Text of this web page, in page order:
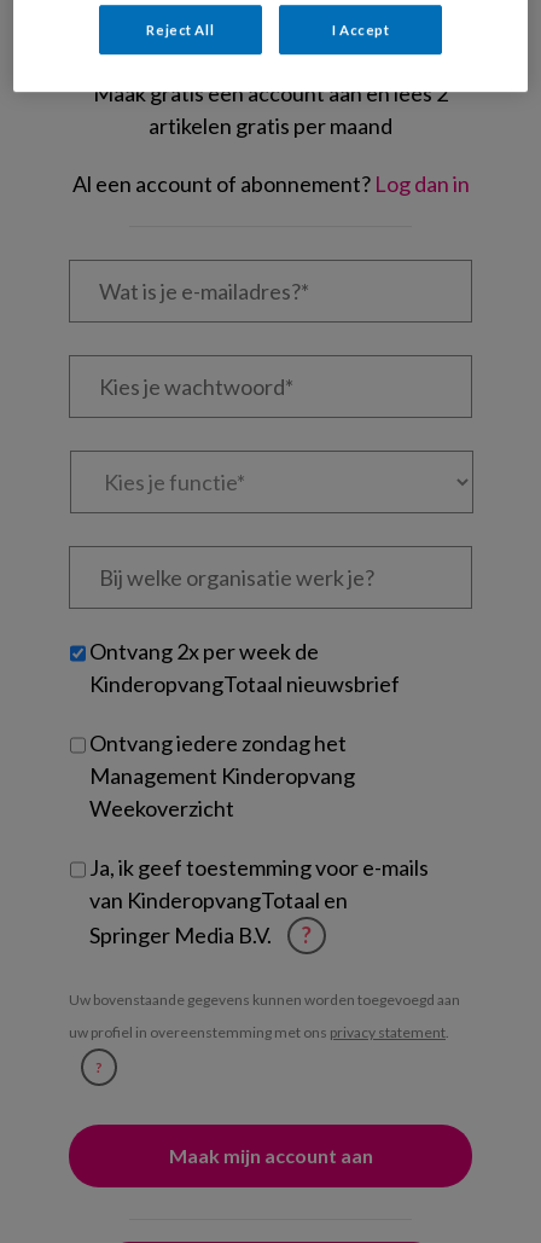
Wil je dit artikel lezen?
Maak gratis een account aan en lees 2
artikelen gratis per maand
Al een account of abonnement? Log dan in
Wat
Kies
wachtwoord*
Kies
Bij
welke
je?
Untitled
Ontvang 2x per week de
KinderopvangTotaal nieuwsbrief
Ontvang iedere zondag het
Management Kinderopvang
Weekoverzicht
Ja, ik geef toestemming voor e-mails
van KinderopvangTotaal en
Springer Media B.V.
?
Uw bovenstaande gegevens kunnen worden toegevoegd aan
uw profiel in overeenstemming met ons privacy statement
?
Reject All I Accept